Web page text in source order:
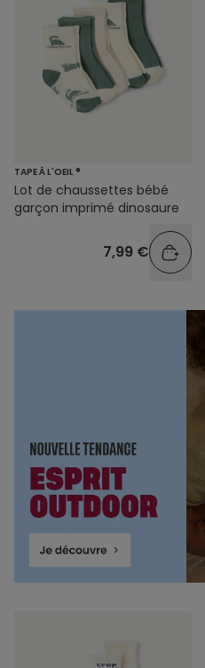
TAPE À L'OEIL ®
Lot de chaussettes bébé
garçon imprimé dinosaure
7,99 €